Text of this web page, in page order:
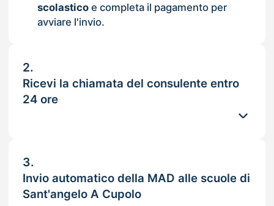
scolasticoe completa il pagamento per
avviare l'invio.
2.
Ricevi la chiamata del consulente entro
24 ore
3.
Invio automatico della MAD alle scuole di
Sant'angelo A Cupolo